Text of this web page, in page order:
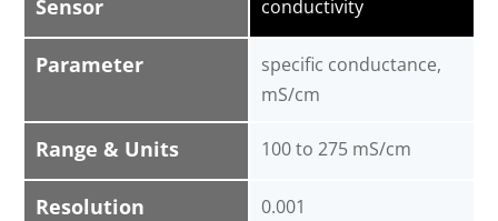
Sensor
Parameter
Range & Units
Resolution
conductivity
specific conductance,
mS/cm
100 to 275 mS/cm
0.001